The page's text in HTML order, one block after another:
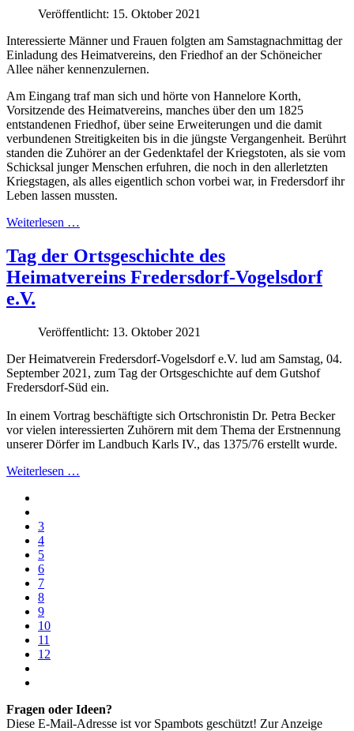
Veröffentlicht: 15. Oktober 2021
Interessierte Männer und Frauen folgten am Samstagnachmittag der
Einladung des Heimatvereins, den Friedhof an der Schöneicher
Allee näher kennenzulernen.
Am Eingang traf man sich und hörte von Hannelore Korth,
Vorsitzende des Heimatvereins, manches über den um 1825
entstandenen Friedhof, über seine Erweiterungen und die damit
verbundenen Streitigkeiten bis in die jüngste Vergangenheit. Berührt
standen die Zuhörer an der Gedenktafel der Kriegstoten, als sie vom
Schicksal junger Menschen erfuhren, die noch in den allerletzten
Kriegstagen, als alles eigentlich schon vorbei war, in Fredersdorf ihr
Leben lassen mussten.
Weiterlesen …
Tag der Ortsgeschichte des
Heimatvereins Fredersdorf-Vogelsdorf
e.V.
Veröffentlicht: 13. Oktober 2021
Der Heimatverein Fredersdorf-Vogelsdorf e.V. lud am Samstag, 04.
September 2021, zum Tag der Ortsgeschichte auf dem Gutshof
Fredersdorf-Süd ein.
In einem Vortrag beschäftigte sich Ortschronistin Dr. Petra Becker
vor vielen interessierten Zuhörern mit dem Thema der Erstnennung
unserer Dörfer im Landbuch Karls IV., das 1375/76 erstellt wurde.
Weiterlesen …
3
4
5
6
7
8
9
10
11
12
Fragen oder Ideen?
Diese E-Mail-Adresse ist vor Spambots geschützt! Zur Anzeige